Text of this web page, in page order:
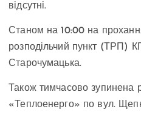
відсутні.
Станом на 10:00 на
розподільчий пункт (ТРП)
Старочумацька.
Також тимчасово зупинена
«Теплоенерго» по вул.